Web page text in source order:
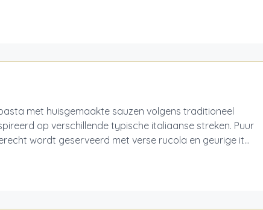
met huisgemaakte sauzen volgens traditioneel
op verschillende typische italiaanse streken. Puur
wordt geserveerd met verse rucola en geurige it...